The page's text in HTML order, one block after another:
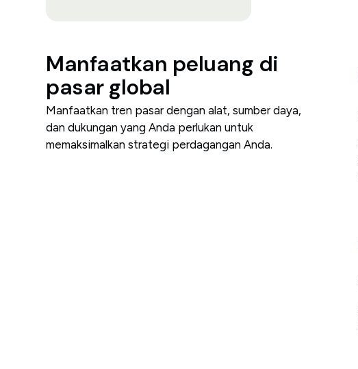
Manfaatkan peluang di
pasar global
Manfaatkan tren pasar dengan alat, sumber daya,
dan dukungan yang Anda perlukan untuk
memaksimalkan strategi perdagangan Anda.